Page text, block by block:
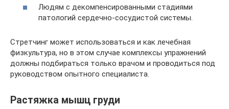
Людям с декомпенсированными стадиями
патологий сердечно-сосудистой системы.
Стретчинг может использоваться и как лечебная
физкультура, но в этом случае комплексы упражнений
должны подбираться только врачом и проводиться под
руководством опытного специалиста.
Растяжка мышц груди